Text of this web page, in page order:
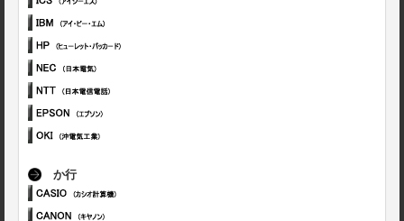
か行